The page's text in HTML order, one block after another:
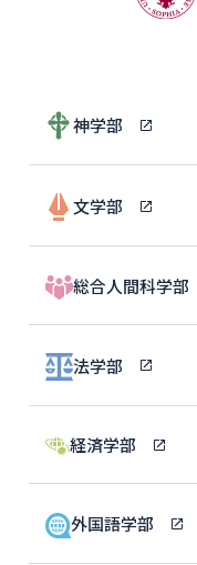
神学部
文学部
総合人間科学部
法学部
経済学部
外国語学部